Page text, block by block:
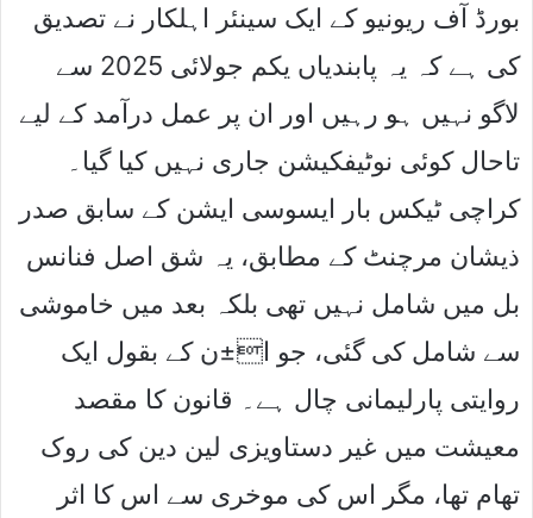
بورڈ آف ریونیو کے ایک سینئر اہلکار نے تصدیق
کی ہے کہ یہ پابندیاں یکم جولائی 2025 سے
لاگو نہیں ہو رہیں اور ان پر عمل درآمد کے لیے
تاحال کوئی نوٹیفکیشن جاری نہیں کیا گیا۔
کراچی ٹیکس بار ایسوسی ایشن کے سابق صدر
ذیشان مرچنٹ کے مطابق، یہ شق اصل فنانس
بل میں شامل نہیں تھی بلکہ بعد میں خاموشی
سے شامل کی گئی، جو ا±ن کے بقول ایک
روایتی پارلیمانی چال ہے۔ قانون کا مقصد
معیشت میں غیر دستاویزی لین دین کی روک
تھام تھا، مگر اس کی موخری سے اس کا اثر